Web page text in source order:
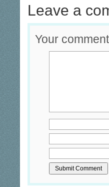
Leave a
Your comment